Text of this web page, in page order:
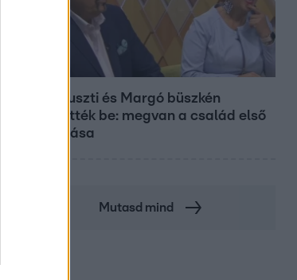
Bódi Guszti és Margó büszkén
jelentették be: megvan a család első
diplomása
Mutasd mind